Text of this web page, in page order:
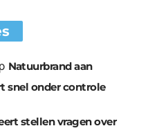
Natuurbrand aan
snel onder controle
stellen vragen over